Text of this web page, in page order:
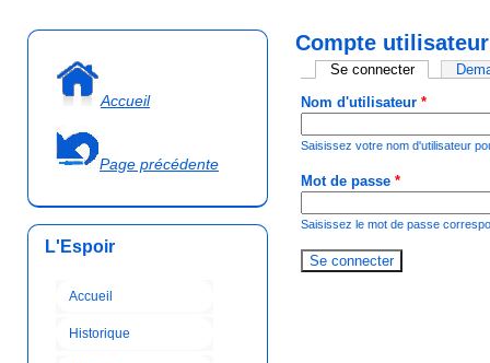
Accueil
Page précédente
L'Espoir
Accueil
Historique
Compte utilisateur
Onglets principaux
Se connecter(onglet
Nom d'utilisateur *
Saisissez votre nom d'utilisateur
Mot de passe *
Saisissez le mot de passe